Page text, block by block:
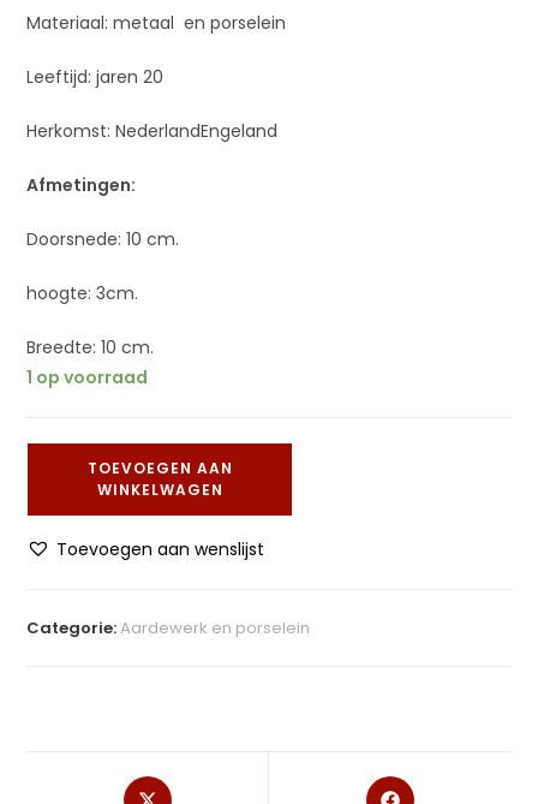
Materiaal: metaal en porselein
Leeftijd: jaren 20
Herkomst: NederlandEngeland
Afmetingen:
Doorsnede: 10 cm.
hoogte: 3cm.
Breedte: 10 cm.
1 op voorraad
TOEVOEGEN AAN
WINKELWAGEN
Toevoegen aan wenslijst
Categorie:Aardewerk en porselein